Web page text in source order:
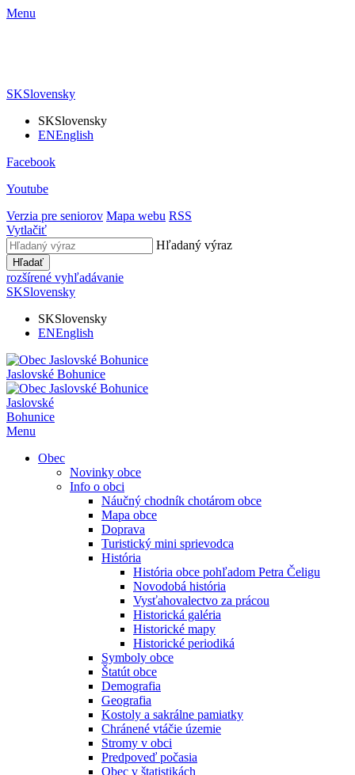
Menu
SKSlovensky
SKSlovensky
ENEnglish
Facebook
Youtube
Verzia pre seniorov Mapa webu RSS
Vytlačiť
Hľadaný výraz
Hľadať
rozšírené vyhľadávanie
SKSlovensky
SKSlovensky
ENEnglish
Jaslovské Bohunice
Jaslovské
Bohunice
Menu
Obec
Novinky obce
Info o obci
Náučný chodník chotárom obce
Mapa obce
Doprava
Turistický mini sprievodca
História
História obce pohľadom Petra Čeligu
Novodobá história
Vysťahovalectvo za prácou
Historická galéria
Historické mapy
Historické periodiká
Symboly obce
Štatút obce
Demografia
Geografia
Kostoly a sakrálne pamiatky
Chránené vtáčie územie
Stromy v obci
Predpoveď počasia
Obec v štatistikách